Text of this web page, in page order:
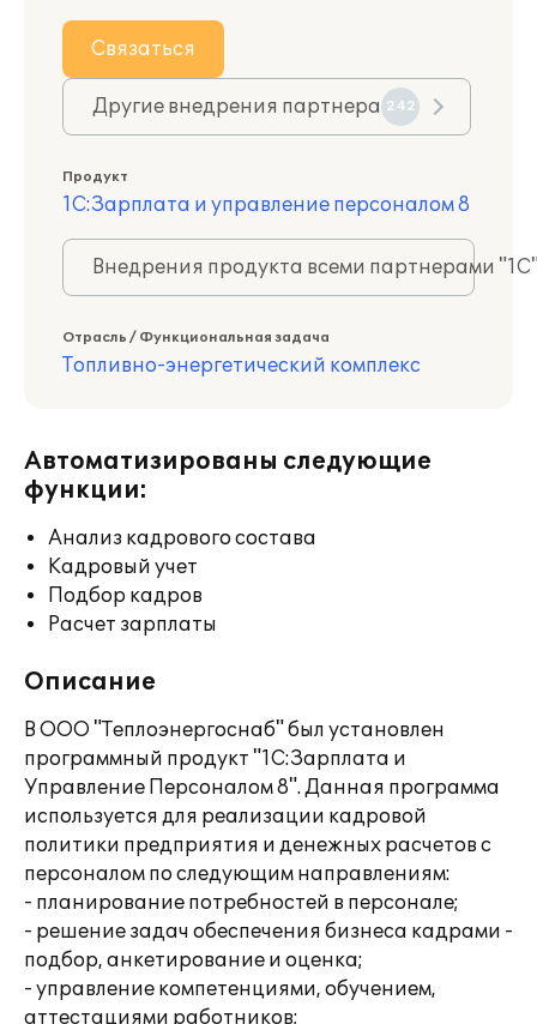
Связаться
Другие внедрения партнера 242
Продукт
1С:Зарплата и управление персоналом 8
Внедрения продукта всеми партнерами
Отрасль / Функциональная задача
Топливно-энергетический комплекс
Автоматизированы следующие
функции:
Анализ кадрового состава
Кадровый учет
Подбор кадров
Расчет зарплаты
Описание
В ООО "Теплоэнергоснаб" был установлен
программный продукт "1С:Зарплата и
Управление Персоналом 8". Данная программа
используется для реализации кадровой
политики предприятия и денежных расчетов с
персоналом по следующим направлениям:
- планирование потребностей в персонале;
- решение задач обеспечения бизнеса кадрами -
подбор, анкетирование и оценка;
- управление компетенциями, обучением,
аттестациями работников;